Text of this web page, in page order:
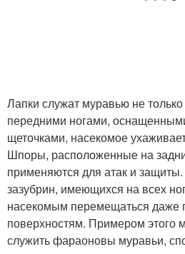
Лапки служат муравью не
передними ногами,
щеточками, насекомое
Шпоры, расположенные на
применяются для атак и
зазубрин, имеющихся на всех
насекомым перемещаться даже
поверхностям. Примером этого
служить фараоновы муравьи,